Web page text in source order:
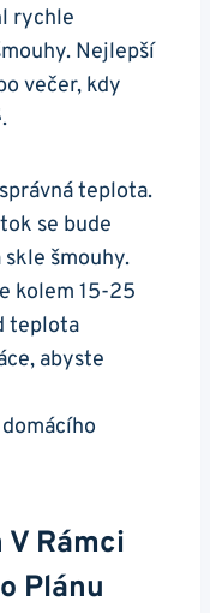
rychle
Nejlepší
večer, kdy
teplota.
se bude
šmouhy.
kolem 15-25
teplota
abyste
V Rámci
Plánu